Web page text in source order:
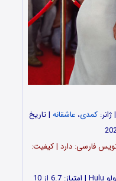
| ژانر: کمدی، عاشقانه | تاریخ
112 دقیقه | زیرنویس فارسی: دارد | کیفیت: